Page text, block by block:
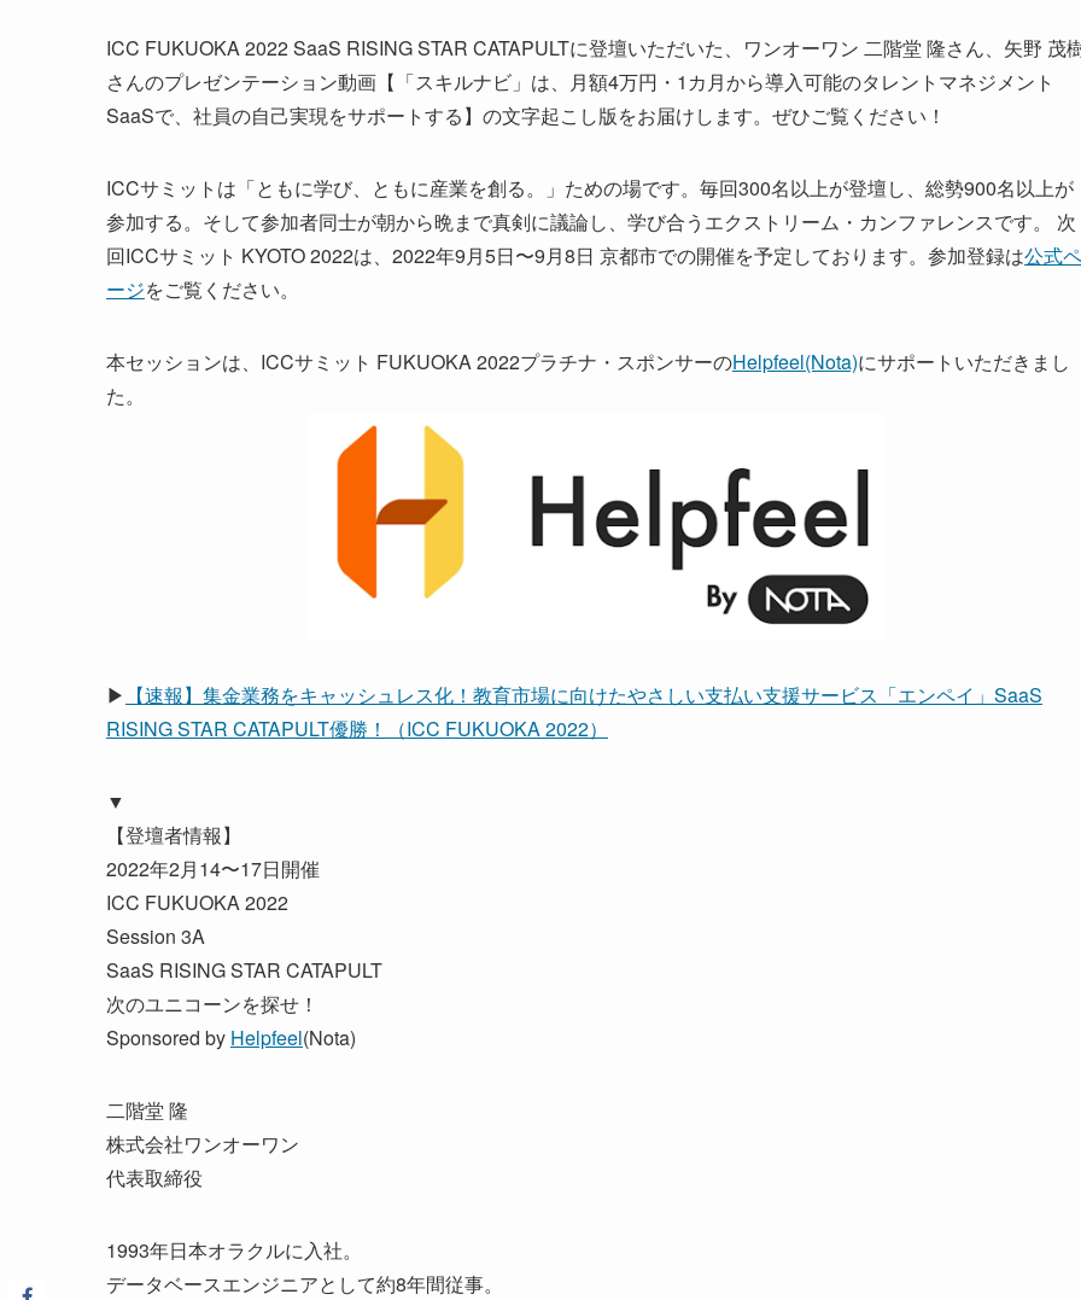
ICC FUKUOKA 2022 SaaS RISING STAR CATAPULTに登壇いただいた、ワンオーワン 二階堂 隆さん、矢野 茂
さんのプレゼンテーション動画【「スキルナビ」は、月額4万円・1カ月から導入可能のタレントマネジメント
SaaSで、社員の自己実現をサポートする】の文字起こし版をお届けします。ぜひご覧ください！
ICCサミットは「ともに学び、ともに産業を創る。」ための場です。毎回300名以上が登壇し、総勢900名以上が
参加する。そして参加者同士が朝から晩まで真剣に議論し、学び合うエクストリーム・カンファレンスです。 次
回ICCサミット KYOTO 2022は、2022年9月5日〜9月8日 京都市での開催を予定しております。参加登録は公式ペ
ージをご覧ください。
本セッションは、ICCサミット FUKUOKA 2022プラチナ・スポンサーのHelpfeel(Nota)にサポートいただきまし
た。
▶ 【速報】集金業務をキャッシュレス化！教育市場に向けたやさしい支払い支援サービス「エンペイ」SaaS
RISING STAR CATAPULT優勝！（ICC FUKUOKA 2022）
▼
【登壇者情報】
2022年2月14〜17日開催
ICC FUKUOKA 2022
Session 3A
SaaS RISING STAR CATAPULT
次のユニコーンを探せ！
Sponsored by Helpfeel(Nota)
二階堂 隆
株式会社ワンオーワン
代表取締役
1993年日本オラクルに入社。
データベースエンジニアとして約8年間従事。